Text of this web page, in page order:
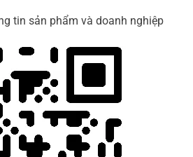
tin sản phẩm và doanh nghiệp